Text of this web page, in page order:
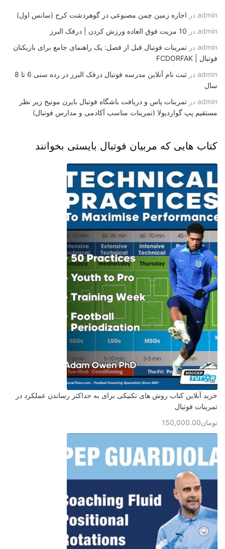
admin در اجاره زمین چمن مصنوعی در گوهردشت کرج (سانس اول)
admin در 10 مزیت فوق العاده ورزش کردن | درفک البرز
admin در تمرینات فوتبال قبل از فصل: یک راهنمای جامع برای بازیکنان
فوتبال | FCDORFAK
admin در
ثبت نام آنلاین مدرسه فوتبال درفک البرز در رده سنی 6 تا 8
سال
admin در تمرینات پاس و دریافت باشگاه فوتبال بایرن مونیخ زیر نظر
مستقیم پپ گواردیولا (تمرینات مناسب آکادمی و مدارس فوتبال)
کتاب هایی که مربیان فوتبال بایستی بخوانند
خرید آنلاین کتاب روش های تکنیکی برای به حداکثر رساندن عملکرد در
تمرینات فوتبال
تومان150,000.00